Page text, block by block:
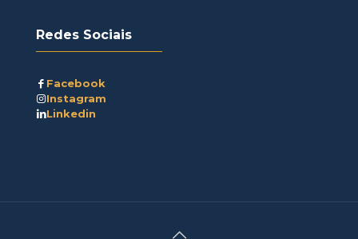
Redes Sociais
Facebook
Instagram
Linkedin